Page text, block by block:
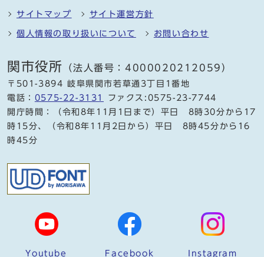
サイトマップ サイト運営方針
個人情報の取り扱いについて お問い合わせ
関市役所 （法人番号：4000020212059）
〒501-3894 岐阜県関市若草通3丁目1番地
電話： 0575-22-3131
ファクス:0575-23-7744
開庁時間：（令和8年11月1日まで）平日 8時30分から17
時15分、（令和8年11月2日から）平日 8時45分から16
時45分
Youtube Facebook Instagram